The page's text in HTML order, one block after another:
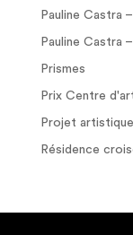
Pauline Castra
Pauline Castra
Prismes
Prix Centre
Projet
Résidence